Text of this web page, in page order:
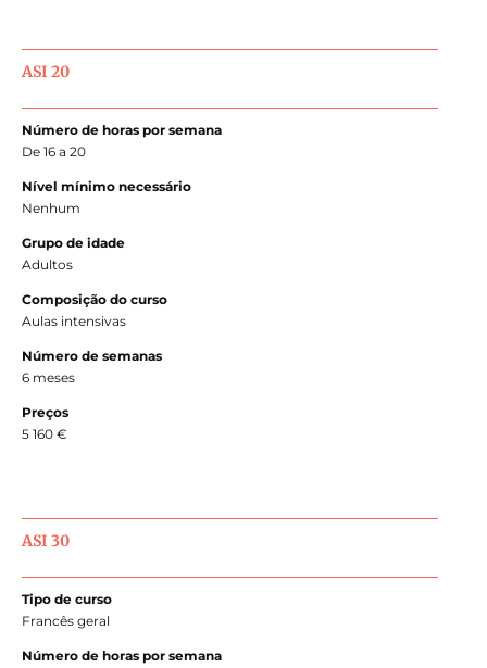
ASI 20
Número de horas por semana
De 16 a 20
Nível mínimo necessário
Nenhum
Grupo de idade
Adultos
Composição do curso
Aulas intensivas
Número de semanas
6 meses
Preços
5 160 €
ASI 30
Tipo de curso
Francês geral
Número de horas por semana